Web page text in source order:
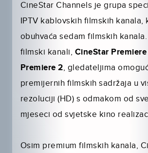
CineStar Channels je grupa
IPTV kablovskih filmskih kanala,
obuhvaća sedam filmskih
filmski kanali, CineStar Premiere
Premiere 2, gledateljima
premijernih filmskih sadržaja u
rezoluciji (HD) s odmakom od
mjeseci od svjetske kino
Osim premium filmskih kanala,